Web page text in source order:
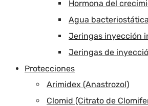
Hormona del
Agua bacteriostática
Jeringas inyección
Jeringas de
Protecciones
Arimidex (Anastrozol)
Clomid (Citrato de